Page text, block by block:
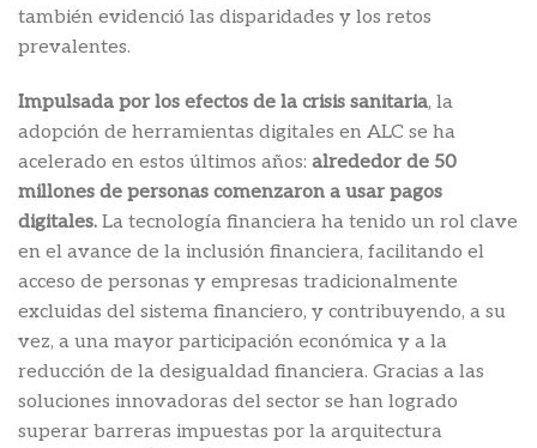
también evidenció las disparidades y los retos
prevalentes.
Impulsada por los efectos de la crisis sanitaria, la
adopción de herramientas digitales en ALC se ha
acelerado en estos últimos años: alrededor de 50
millones de personas comenzaron a usar pagos
digitales. La tecnología financiera ha tenido un rol clave
en el avance de la inclusión financiera, facilitando el
acceso de personas y empresas tradicionalmente
excluidas del sistema financiero, y contribuyendo, a su
vez, a una mayor participación económica y a la
reducción de la desigualdad financiera. Gracias a las
soluciones innovadoras del sector se han logrado
superar barreras impuestas por la arquitectura